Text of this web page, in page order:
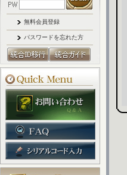
無料会員登録
パスワードを忘れた方